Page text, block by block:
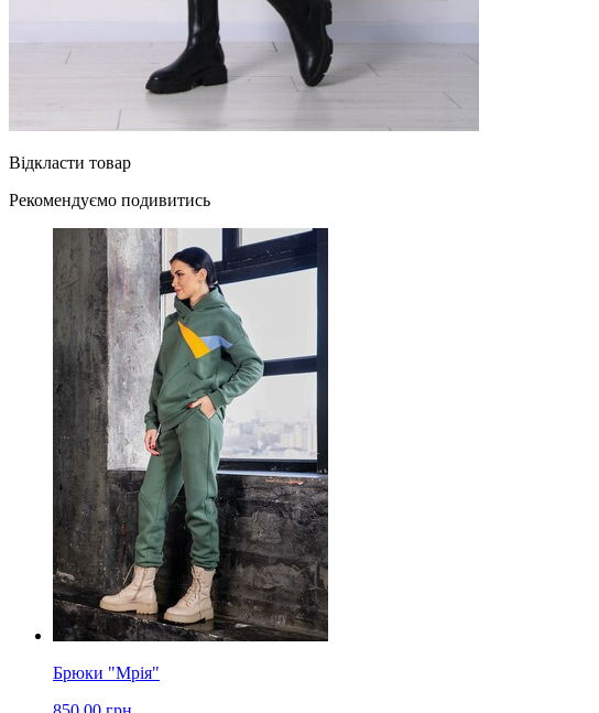
Відкласти товар
Рекомендуємо подивитись
Брюки "Мрія"